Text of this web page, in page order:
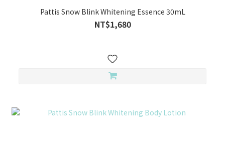
Pattis Snow Blink Whitening Essence 30mL
NT$1,680